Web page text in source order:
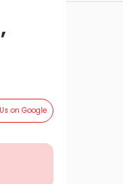
on Google